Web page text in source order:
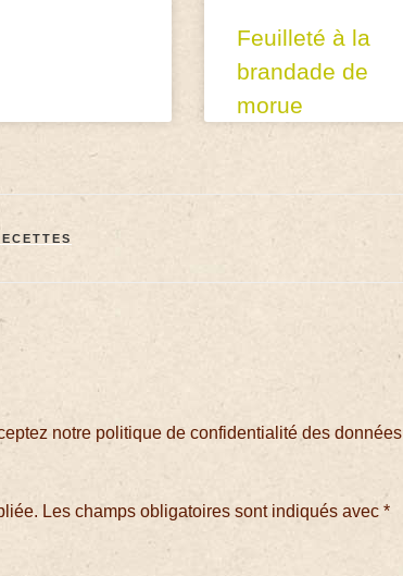
Feuilleté à la
brandade de
morue
notre politique de confidentialité des données
Les champs obligatoires sont indiqués avec*